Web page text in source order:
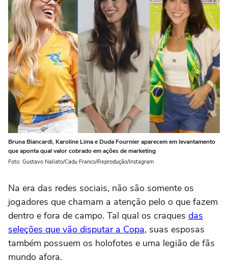
Bruna Biancardi, Karoline Lima e Duda Fournier aparecem em levantamento
que aponta qual valor cobrado em ações de marketing
Foto: Gustavo Naliato/Cadu Franco/Reprodução/Instagram
Na era das redes sociais, não são somente os
jogadores que chamam a atenção pelo o que fazem
dentro e fora de campo. Tal qual os craques das
seleções que vão disputar a Copa, suas esposas
também possuem os holofotes e uma legião de fãs
mundo afora.